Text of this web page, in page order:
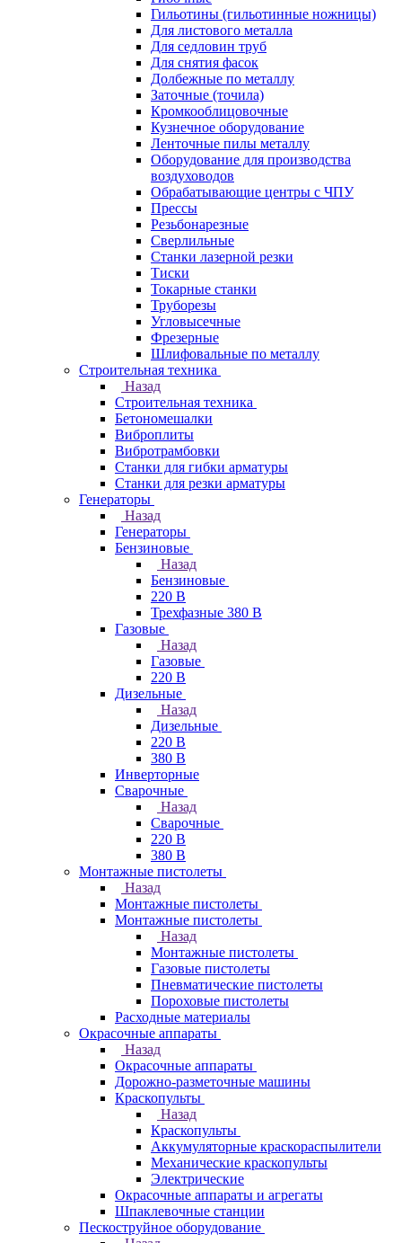
Гильотины (гильотинные ножницы)
Для листового металла
Для седловин труб
Для снятия фасок
Долбежные по металлу
Заточные (точила)
Кромкооблицовочные
Кузнечное оборудование
Ленточные пилы металлу
Оборудование для производства
воздуховодов
Обрабатывающие центры с ЧПУ
Прессы
Резьбонарезные
Сверлильные
Станки лазерной резки
Тиски
Токарные станки
Труборезы
Угловысечные
Фрезерные
Шлифовальные по металлу
Строительная техника
Назад
Строительная техника
Бетономешалки
Виброплиты
Вибротрамбовки
Станки для гибки арматуры
Станки для резки арматуры
Генераторы
Назад
Генераторы
Бензиновые
Назад
Бензиновые
220 В
Трехфазные 380 В
Газовые
Назад
Газовые
220 В
Дизельные
Назад
Дизельные
220 В
380 В
Инверторные
Сварочные
Назад
Сварочные
220 В
380 В
Монтажные пистолеты
Назад
Монтажные пистолеты
Монтажные пистолеты
Назад
Монтажные пистолеты
Газовые пистолеты
Пневматические пистолеты
Пороховые пистолеты
Расходные материалы
Окрасочные аппараты
Назад
Окрасочные аппараты
Дорожно-разметочные машины
Краскопульты
Назад
Краскопульты
Аккумуляторные краскораспылители
Механические краскопульты
Электрические
Окрасочные аппараты и агрегаты
Шпаклевочные станции
Пескоструйное оборудование